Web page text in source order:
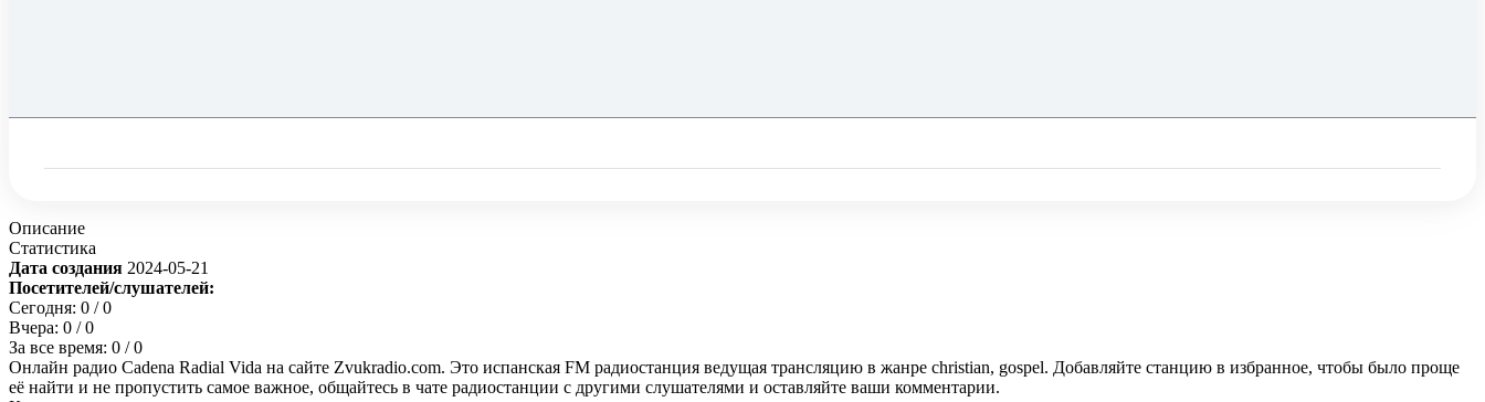
Описание
Статистика
Дата создания 2024-05-21
Посетителей/слушателей:
Сегодня: 0 / 0
Вчера: 0 / 0
За все время: 0 / 0
Онлайн радио Cadena Radial Vida на сайте Zvukradio.com. Это испанская FM радиостанция ведущая трансляцию в жанре christian, gospel. Добавляйте станцию в избранное, чтобы было проще
её найти и не пропустить самое важное, общайтесь в чате радиостанции с другими слушателями и оставляйте ваши комментарии.